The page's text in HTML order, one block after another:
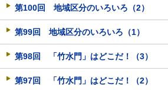
第100回 地域区分のいろいろ（2）
第99回 地域区分のいろいろ（1）
第98回 「竹水門」はどこだ！（3）
第97回 「竹水門」はどこだ！（2）